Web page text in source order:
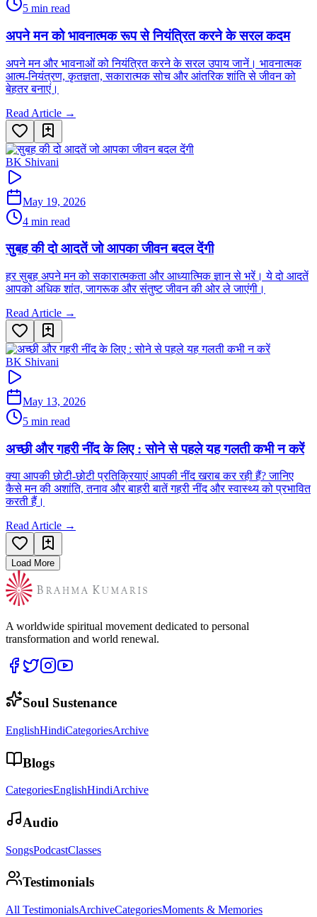
5 min read
अपने मन को भावनात्मक रूप से नियंत्रित करने के सरल कदम
अपने मन और भावनाओं को नियंत्रित करने के सरल उपाय जानें। भावनात्मक
आत्म-नियंत्रण, कृतज्ञता, सकारात्मक सोच और आंतरिक शांति से जीवन को
बेहतर बनाएं।
Read Article →
BK Shivani
May 19, 2026
4 min read
सुबह की दो आदतें जो आपका जीवन बदल देंगी
हर सुबह अपने मन को सकारात्मकता और आध्यात्मिक ज्ञान से भरें। ये दो आदतें
आपको अधिक शांत, जागरूक और संतुष्ट जीवन की ओर ले जाएंगी।
Read Article →
BK Shivani
May 13, 2026
5 min read
अच्छी और गहरी नींद के लिए : सोने से पहले यह गलती कभी न करें
क्या आपकी छोटी-छोटी प्रतिक्रियाएं आपकी नींद खराब कर रही हैं? जानिए
कैसे मन की अशांति, तनाव और बाहरी बातें गहरी नींद और स्वास्थ्य को प्रभावित
करती हैं।
Read Article →
Load More
A worldwide spiritual movement dedicated to personal
transformation and world renewal.
Soul Sustenance
EnglishHindiCategoriesArchive
Blogs
CategoriesEnglishHindiArchive
Audio
SongsPodcastClasses
Testimonials
All TestimonialsArchiveCategoriesMoments & Memories